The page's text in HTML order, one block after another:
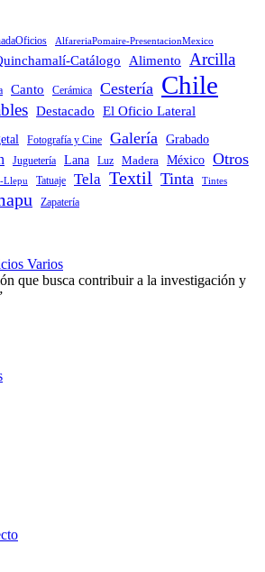
AlfareriaPomaire-PresentacionMexico
Catálogo Alimento Arcilla
Canto Cerámica Cestería Chile
Destacado El Oficio Lateral
Fotografía y Cine Galería Grabado
Juguetería Lana Luz Madera México Otros
Llepu Tatuaje Tela Textil Tinta Tintes
Zapatería
que busca contribuir a la investigación y